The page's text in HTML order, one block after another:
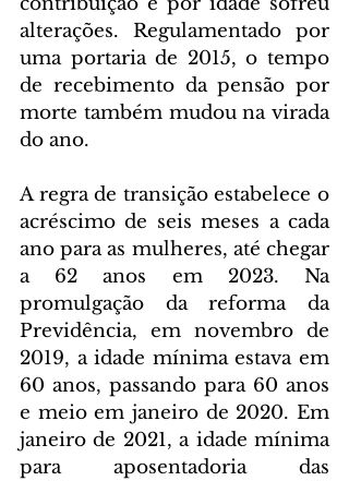
alterações. Regulamentado por
uma portaria de 2015, o tempo
de recebimento da pensão por
morte também mudou na virada
do ano.
A regra de transição estabelece o
acréscimo de seis meses a cada
ano para as mulheres, até chegar
a 62 anos em 2023. Na
promulgação da reforma da
Previdência, em novembro de
2019, a idade mínima estava em
60 anos, passando para 60 anos
e meio em janeiro de 2020. Em
janeiro de 2021, a idade mínima
para aposentadoria das